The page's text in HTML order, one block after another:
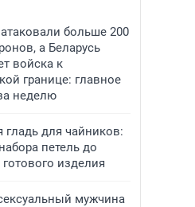
больше 200
а Беларусь
войска к
границе: главное
неделю
гладь для чайников:
петель до
готового изделия
мужчина